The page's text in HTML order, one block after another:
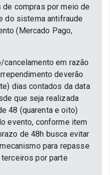
de compras por meio de
do sistema antifraude
(Mercado Pago,
em razão
deverão
dias contados da data
que seja realizada
48 (quarenta e oito)
evento, conforme item
de 48h busca evitar
para repasse
por parte